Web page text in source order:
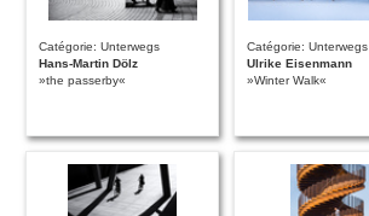
Catégorie: Unterwegs
Hans-Martin Dölz
»the passerby«
Catégorie: Unterwegs
Ulrike Eisenmann
»Winter Walk«